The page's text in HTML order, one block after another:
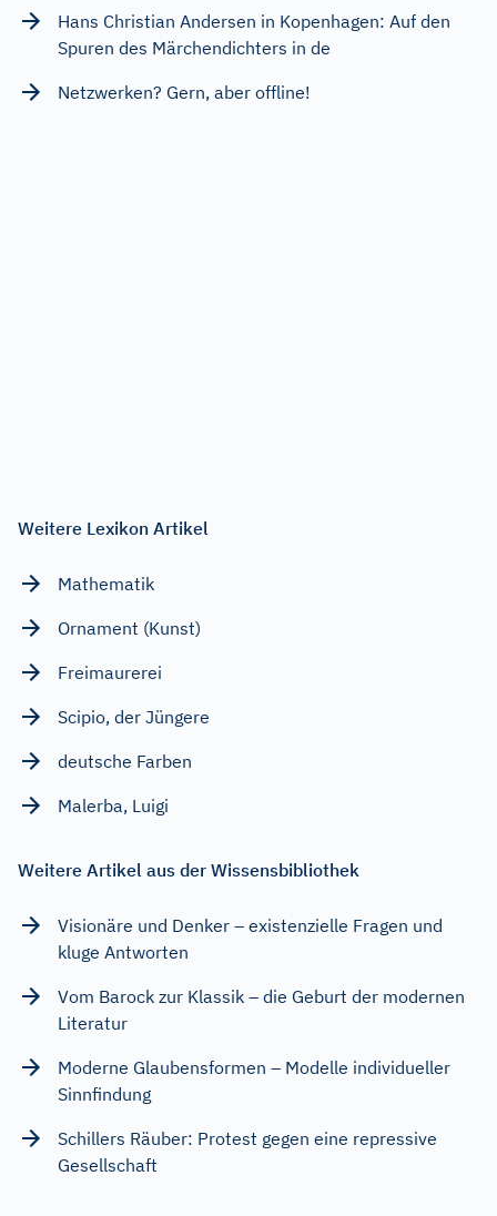
Hans Christian Andersen in Kopenhagen: Auf den
Spuren des Märchendichters in de
Netzwerken? Gern, aber offline!
Weitere Lexikon Artikel
Mathematik
Ornament (Kunst)
Freimaurerei
Scipio, der Jüngere
deutsche Farben
Malerba, Luigi
Weitere Artikel aus der Wissensbibliothek
Visionäre und Denker – existenzielle Fragen und
kluge Antworten
Vom Barock zur Klassik – die Geburt der modernen
Literatur
Moderne Glaubensformen – Modelle individueller
Sinnfindung
Schillers Räuber: Protest gegen eine repressive
Gesellschaft